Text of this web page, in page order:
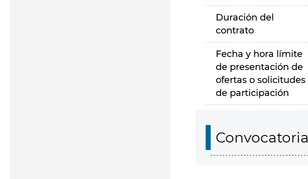
Duración del
contrato
Fecha y hora límite
de presentación de
ofertas o solicitudes
de participación
Convocatoria